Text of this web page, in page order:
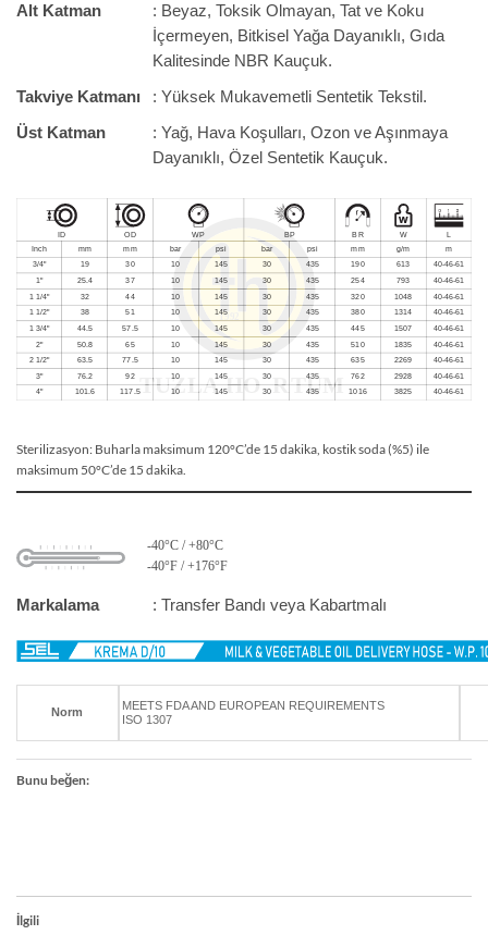
Alt Katman
: Beyaz, Toksik Olmayan, Tat ve Koku
İçermeyen, Bitkisel Yağa Dayanıklı, Gıda
Kalitesinde NBR Kauçuk.
Takviye Katmanı : Yüksek Mukavemetli Sentetik Tekstil.
Üst Katman
: Yağ, Hava Koşulları, Ozon ve Aşınmaya
Dayanıklı, Özel Sentetik Kauçuk.
Sterilizasyon: Buharla maksimum 120°C’de 15 dakika, kostik soda (%5) ile
maksimum 50°C’de 15 dakika.
-40°C / +80°C
-40°F / +176°F
Markalama : Transfer Bandı veya Kabartmalı
Norm
MEETS FDA AND EUROPEAN REQUIREMENTS
ISO 1307
Bunu beğen:
İlgili